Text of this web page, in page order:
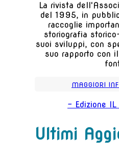
La rivista
del 1995, in
raccoglie
storiografia
suoi sviluppi, con
suo rapporto con
MAGGIORI
- Edizione
Ultimi